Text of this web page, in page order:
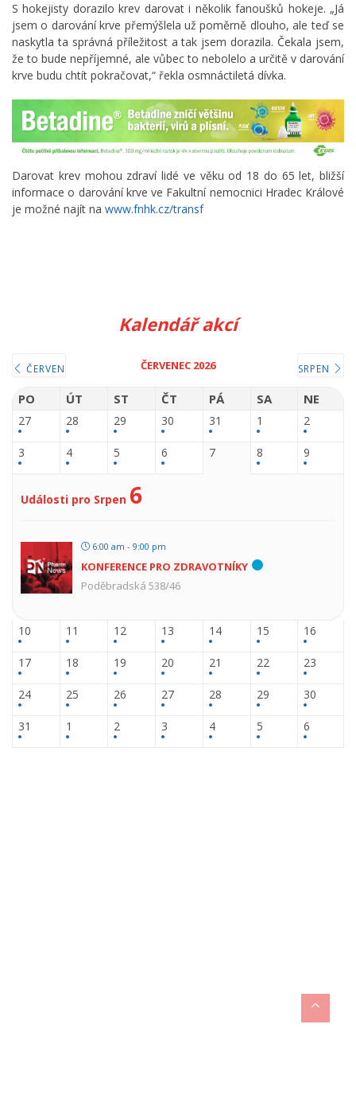
S hokejisty dorazilo krev darovat i několik fanoušků hokeje. „Já
jsem o darování krve přemýšlela už poměrně dlouho, ale teď se
naskytla ta správná příležitost a tak jsem dorazila. Čekala jsem,
že to bude nepříjemné, ale vůbec to nebolelo a určitě v darování
krve budu chtít pokračovat,“ řekla osmnáctiletá dívka.
Darovat krev mohou zdraví lidé ve věku od 18 do 65 let, bližší
informace o darování krve ve Fakultní nemocnici Hradec Králové
je možné najít na www.fnhk.cz/transf
Kalendář akcí
ČERVEN ČERVENEC 2026 SRPEN
PO ÚT ST ČT PÁ SA NE
27 28 29 30 31 1 2
3 4 5 6 7 8 9
Události pro Srpen 6
6:00 am - 9:00 pm
KONFERENCE PRO ZDRAVOTNÍKY
Poděbradská 538/46
10 11 12 13 14 15 16
17 18 19 20 21 22 23
24 25 26 27 28 29 30
31 1 2 3 4 5 6